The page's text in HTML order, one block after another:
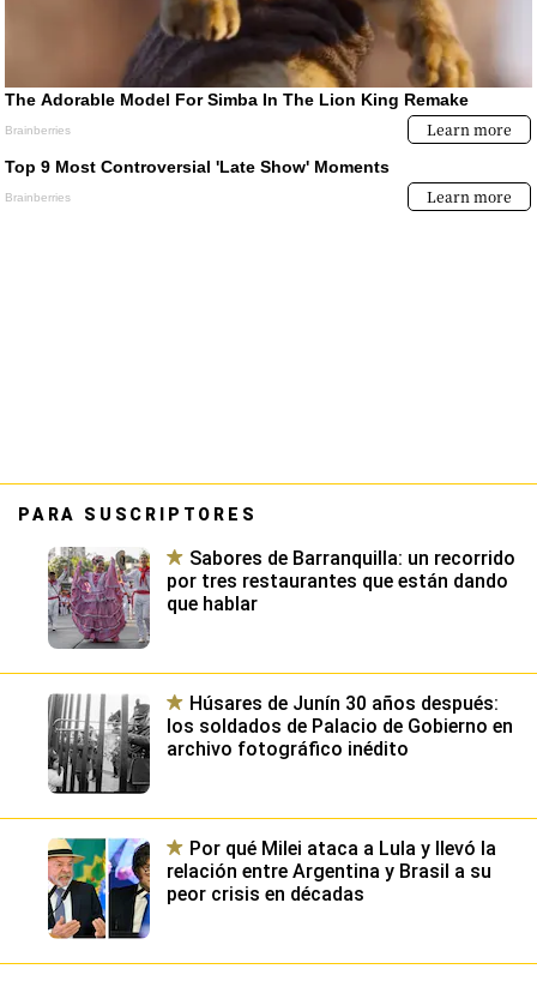
PARA SUSCRIPTORES
Sabores de Barranquilla: un recorrido
por tres restaurantes que están dando
que hablar
Húsares de Junín 30 años después:
los soldados de Palacio de Gobierno en
archivo fotográfico inédito
Por qué Milei ataca a Lula y llevó la
relación entre Argentina y Brasil a su
peor crisis en décadas